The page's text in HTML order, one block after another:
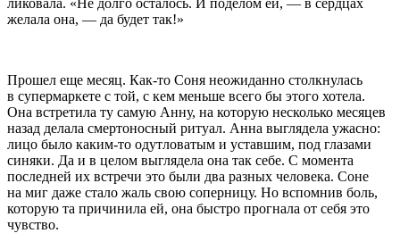
ликовала. «Не долго осталось. И поделом ей, — в сердцах
желала она, — да будет так!»
Прошел еще месяц. Как-то Соня неожиданно столкнулась
в супермаркете с той, с кем меньше всего бы этого хотела.
Она встретила ту самую Анну, на которую несколько месяцев
назад делала смертоносный ритуал. Анна выглядела ужасно:
лицо было каким-то одутловатым и уставшим, под глазами
синяки. Да и в целом выглядела она так себе. С момента
последней их встречи это были два разных человека. Соне
на миг даже стало жаль свою соперницу. Но вспомнив боль,
которую та причинила ей, она быстро прогнала от себя это
чувство.